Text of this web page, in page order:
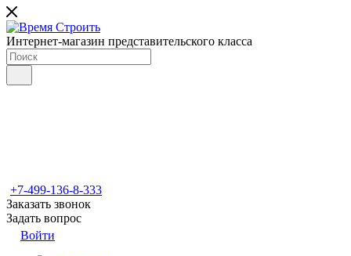
Интернет-магазин представительского класса
+7-499-136-8-333
Заказать звонок
Задать вопрос
Войти